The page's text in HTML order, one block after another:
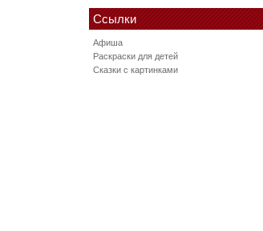
Ссылки
Афиша
Раскраски для детей
Сказки с картинками